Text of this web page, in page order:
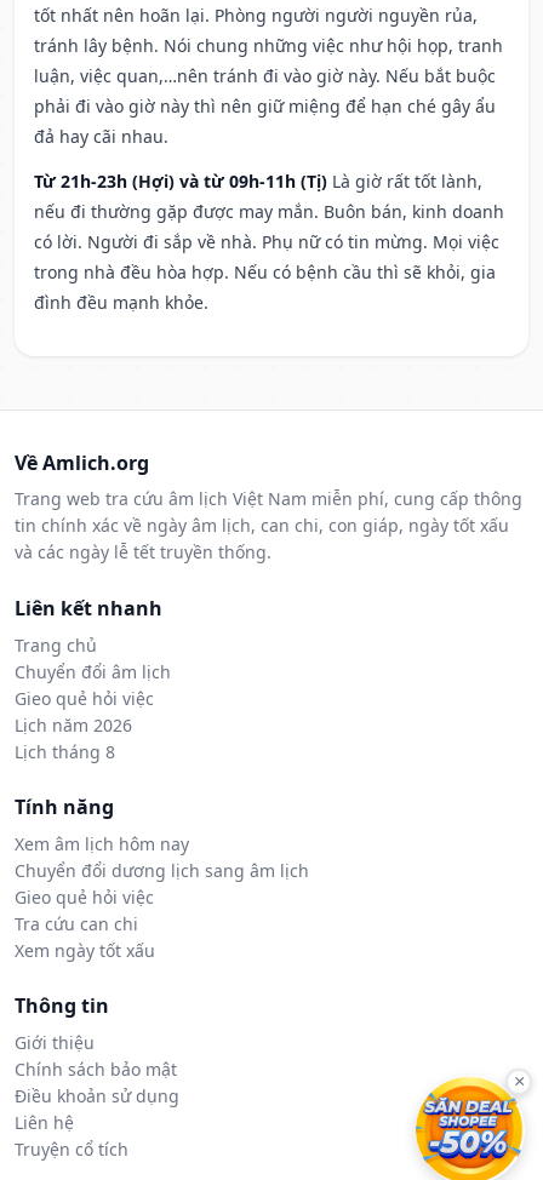
tốt nhất nên hoãn lại. Phòng người người nguyền rủa,
tránh lây bệnh. Nói chung những việc như hội họp, tranh
luận, việc quan,…nên tránh đi vào giờ này. Nếu bắt buộc
phải đi vào giờ này thì nên giữ miệng để hạn ché gây ẩu
đả hay cãi nhau.
Từ 21h-23h (Hợi) và từ 09h-11h (Tị) Là giờ rất tốt lành,
nếu đi thường gặp được may mắn. Buôn bán, kinh doanh
có lời. Người đi sắp về nhà. Phụ nữ có tin mừng. Mọi việc
trong nhà đều hòa hợp. Nếu có bệnh cầu thì sẽ khỏi, gia
đình đều mạnh khỏe.
Về Amlich.org
Trang web tra cứu âm lịch Việt Nam miễn phí, cung cấp thông
tin chính xác về ngày âm lịch, can chi, con giáp, ngày tốt xấu
và các ngày lễ tết truyền thống.
Liên kết nhanh
Trang chủ
Chuyển đổi âm lịch
Gieo quẻ hỏi việc
Lịch năm 2026
Lịch tháng 8
Tính năng
Xem âm lịch hôm nay
Chuyển đổi dương lịch sang âm lịch
Gieo quẻ hỏi việc
Tra cứu can chi
Xem ngày tốt xấu
Thông tin
Giới thiệu
Chính sách bảo mật
Điều khoản sử dụng
Liên hệ
Truyện cổ tích
×